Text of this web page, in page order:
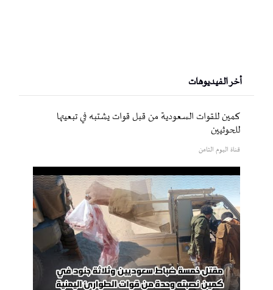
أخر الفيديوهات
كمين للقوات السعودية من قبل قوات يشتبه في تبعيتها
للحوثيين
قناة اليوم الثامن